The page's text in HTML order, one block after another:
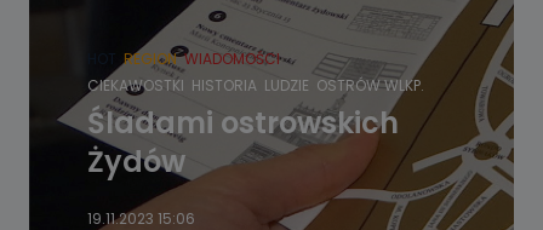
HOT REGION WIADOMOŚCI
CIEKAWOSTKI HISTORIA LUDZIE OSTRÓW WLKP.
Śladami ostrowskich
Żydów
19.11.2023 15:06